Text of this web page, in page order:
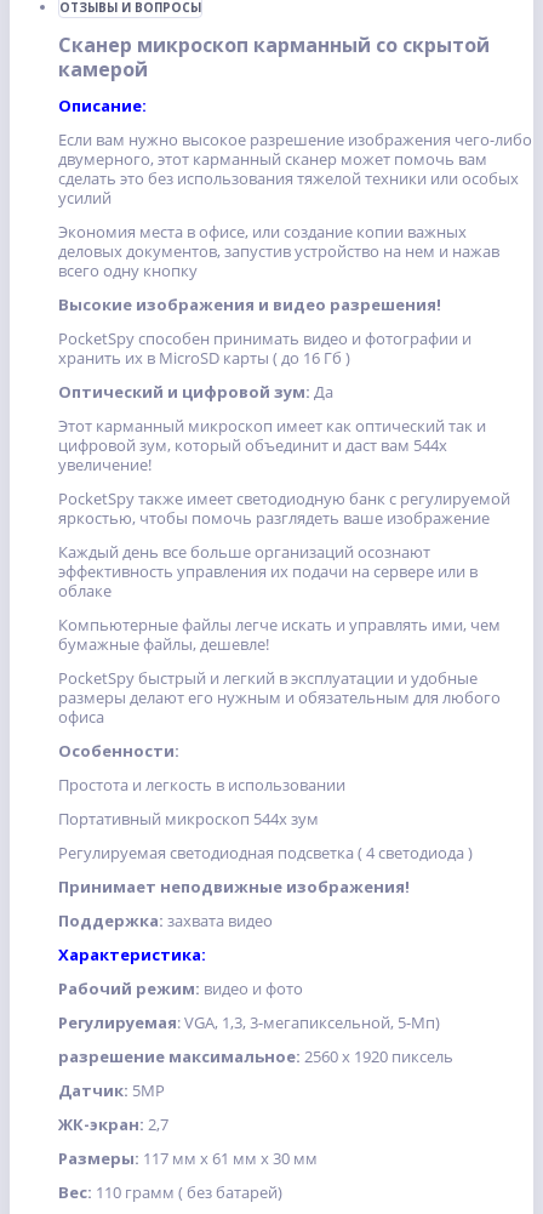
ОТЗЫВЫ И ВОПРОСЫ
Сканер микроскоп карманный со скрытой
камерой
Описание:
Если вам нужно высокое разрешение изображения чего-либо
двумерного, этот карманный сканер может помочь вам
сделать это без использования тяжелой техники или особых
усилий
Экономия места в офисе, или создание копии важных
деловых документов, запустив устройство на нем и нажав
всего одну кнопку
Высокие изображения и видео разрешения!
PocketSpy способен принимать видео и фотографии и
хранить их в MicroSD карты ( до 16 Гб )
Оптический и цифровой зум: Да
Этот карманный микроскоп имеет как оптический так и
цифровой зум, который объединит и даст вам 544x
увеличение!
PocketSpy также имеет светодиодную банк с регулируемой
яркостью, чтобы помочь разглядеть ваше изображение
Каждый день все больше организаций осознают
эффективность управления их подачи на сервере или в
облаке
Компьютерные файлы легче искать и управлять ими, чем
бумажные файлы, дешевле!
PocketSpy быстрый и легкий в эксплуатации и удобные
размеры делают его нужным и обязательным для любого
офиса
Особенности:
Простота и легкость в использовании
Портативный микроскоп 544x зум
Регулируемая светодиодная подсветка ( 4 светодиода )
Принимает неподвижные изображения!
Поддержка: захвата видео
Характеристика:
Рабочий режим: видео и фото
Регулируемая: VGA, 1,3, 3-мегапиксельной, 5-Мп)
разрешение максимальное: 2560 х 1920 пиксель
Датчик: 5MP
ЖК-экран: 2,7
Размеры: 117 мм х 61 мм х 30 мм
Вес: 110 грамм ( без батарей)